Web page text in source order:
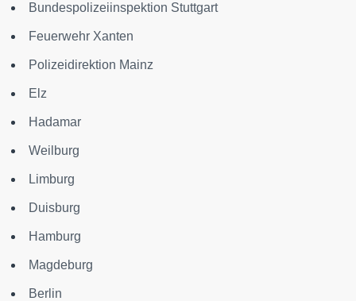
Bundespolizeiinspektion Stuttgart
Feuerwehr Xanten
Polizeidirektion Mainz
Elz
Hadamar
Weilburg
Limburg
Duisburg
Hamburg
Magdeburg
Berlin